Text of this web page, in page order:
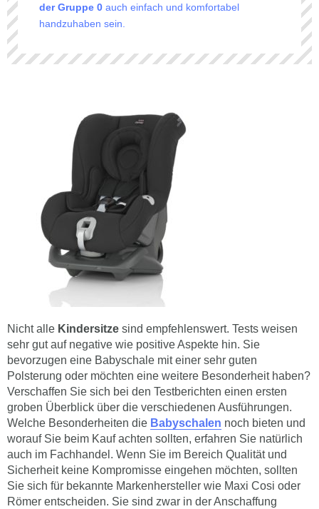
der Gruppe 0 auch einfach und komfortabel
handzuhaben sein.
Nicht alle Kindersitze sind empfehlenswert. Tests weisen
sehr gut auf negative wie positive Aspekte hin. Sie
bevorzugen eine Babyschale mit einer sehr guten
Polsterung oder möchten eine weitere Besonderheit haben?
Verschaffen Sie sich bei den Testberichten einen ersten
groben Überblick über die verschiedenen Ausführungen.
Welche Besonderheiten die Babyschalen noch bieten und
worauf Sie beim Kauf achten sollten, erfahren Sie natürlich
auch im Fachhandel. Wenn Sie im Bereich Qualität und
Sicherheit keine Kompromisse eingehen möchten, sollten
Sie sich für bekannte Markenhersteller wie Maxi Cosi oder
Römer entscheiden. Sie sind zwar in der Anschaffung